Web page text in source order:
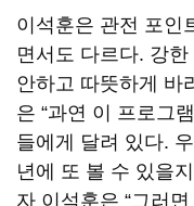
이석훈은 관전 포인
면서도 다르다. 강한
안하고 따뜻하게 바
은 “과연 이 프로그
들에게 달려 있다.
년에 또 볼 수 있을
자 이석훈은 “그러